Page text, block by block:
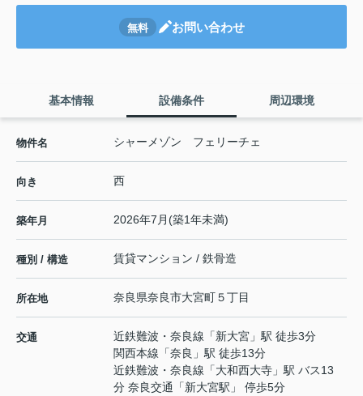
無料 お問い合わせ
基本情報 設備条件 周辺環境
物件名 シャーメゾン フェリーチェ
向き 西
築年月 2026年7月(築1年未満)
種別 / 構造 賃貸マンション / 鉄骨造
所在地 奈良県奈良市大宮町５丁目
交通 近鉄難波・奈良線 「新大宮 」駅 徒歩3分
関西本線 「奈良 」駅 徒歩13分
近鉄難波・奈良線 「大和西大寺 」駅 バス13
分 奈良交通「新大宮駅」 停歩5分